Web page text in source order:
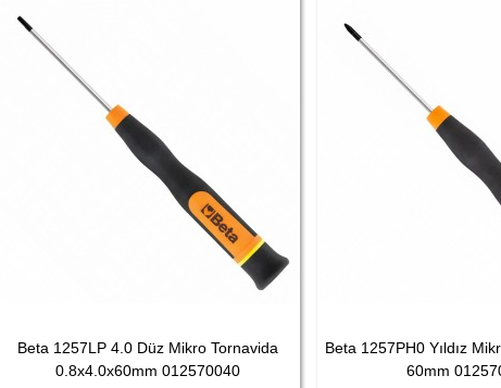
Beta 1257LP 4.0 Düz Mikro Tornavida
0.8x4.0x60mm 012570040
Beta 1257PH0 Yıldız
60mm